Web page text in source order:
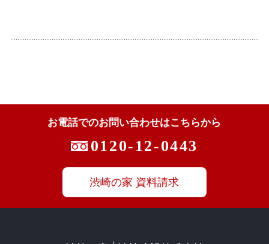
お電話でのお問い合わせはこちらから
0120-12-0443
渋崎の家 資料請求